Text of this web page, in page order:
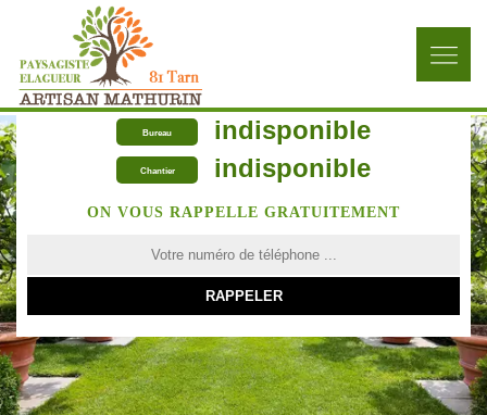
Bureau indisponible
Chantier indisponible
ON VOUS RAPPELLE GRATUITEMENT